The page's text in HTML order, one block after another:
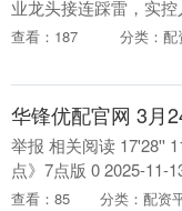
业龙头接连踩雷，实
立案、留置，引发股价
查看：187 分类：配
举报 相关阅读 17'28''
点》7点版 0 2025-11-
查看：85 分类：配资